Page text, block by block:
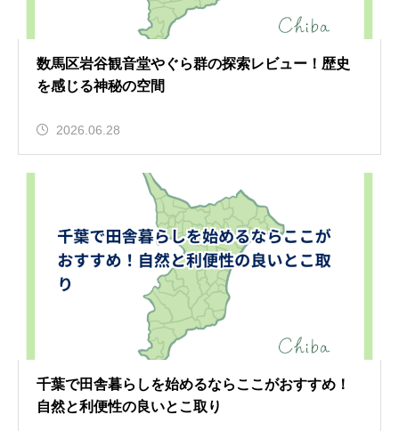
数馬区岩谷観音堂やぐら群の探索レビュー！歴史
を感じる神秘の空間
2026.06.28
千葉で田舎暮らしを始めるならここがおすすめ！
自然と利便性の良いとこ取り